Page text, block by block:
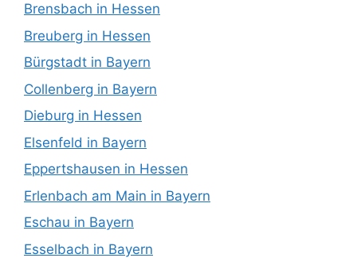
Brensbach in Hessen
Breuberg in Hessen
Bürgstadt in Bayern
Collenberg in Bayern
Dieburg in Hessen
Elsenfeld in Bayern
Eppertshausen in Hessen
Erlenbach am Main in Bayern
Eschau in Bayern
Esselbach in Bayern